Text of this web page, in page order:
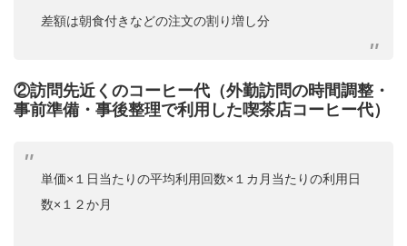
差額は朝食付きなどの注文の割り増し分
②訪問先近くのコーヒー代（外勤訪問の時間調整・
事前準備・事後整理で利用した喫茶店コーヒー代）
単価×１日当たりの平均利用回数×１カ月当たりの利用日
数×１２か月